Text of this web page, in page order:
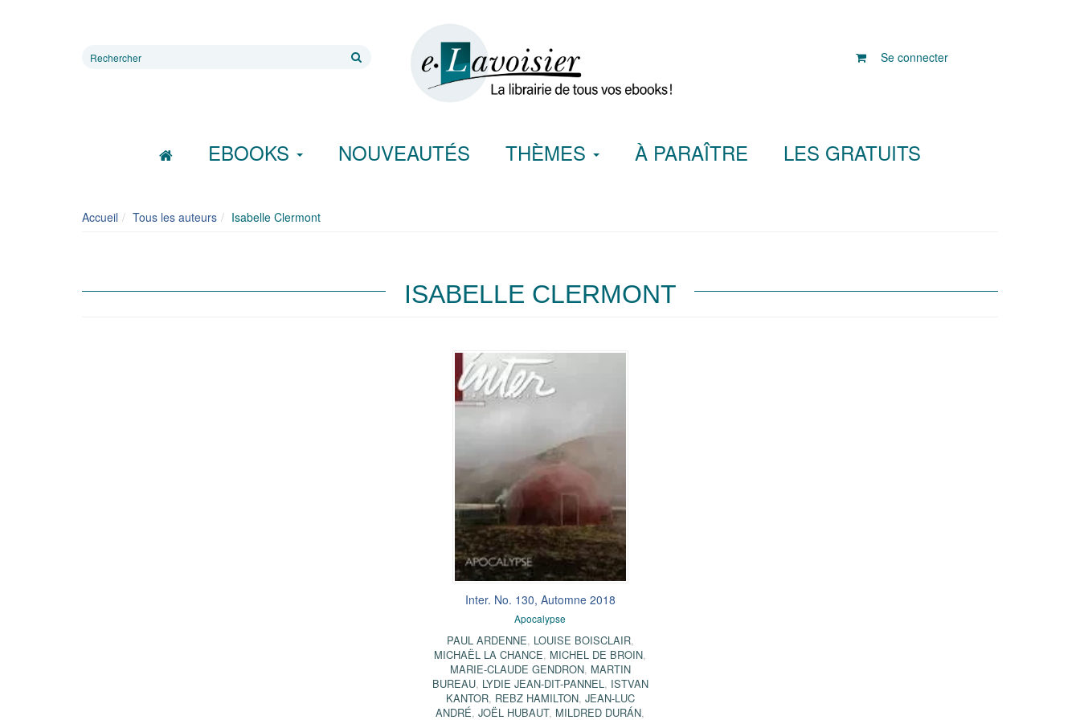
Rechercher
Se connecter
EBOOKS NOUVEAUTÉS THÈMES À PARAÎTRE LES GRATUITS
Accueil Tous les auteurs Isabelle Clermont
ISABELLE CLERMONT
Inter. No. 130, Automne 2018
Apocalypse
PAUL ARDENNE, LOUISE BOISCLAIR,
MICHAËL LA CHANCE, MICHEL DE BROIN,
MARIE-CLAUDE GENDRON, MARTIN
BUREAU, LYDIE JEAN-DIT-PANNEL , ISTVAN
KANTOR, REBZ HAMILTON, JEAN-LUC
ANDRÉ, JOËL HUBAUT, MILDRED DURÁN,